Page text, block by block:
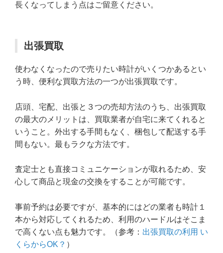
長くなってしまう点はご留意ください。
出張買取
使わなくなったので売りたい時計がいくつかあるとい
う時、便利な買取方法の一つが出張買取です。
店頭、宅配、出張と３つの売却方法のうち、出張買取
の最大のメリットは、買取業者が自宅に来てくれると
いうこと。外出する手間もなく、梱包して配送する手
間もない。最もラクな方法です。
査定士とも直接コミュニケーションが取れるため、安
心して商品と現金の交換をすることが可能です。
事前予約は必要ですが、基本的にはどの業者も時計１
本から対応してくれるため、利用のハードルはそこま
で高くない点も魅力です。（参考： 出張買取の利用 い
くらからOK？ ）